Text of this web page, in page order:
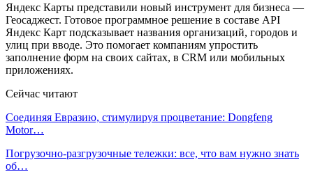
Яндекс Карты представили новый инструмент для бизнеса —
Геосаджест. Готовое программное решение в составе API
Яндекс Карт подсказывает названия организаций, городов и
улиц при вводе. Это помогает компаниям упростить
заполнение форм на своих сайтах, в CRM или мобильных
приложениях.
Сейчас читают
Соединяя Евразию, стимулируя процветание: Dongfeng
Motor…
Погрузочно-разгрузочные тележки: все, что вам нужно знать
об…